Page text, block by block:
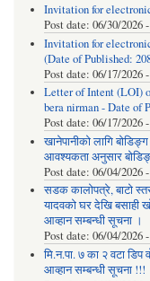
Invitation for
Post date: 06/30/2026
Invitation for
(Date of Published:
Post date: 06/17/2026
Letter of Intent (LOI)
bera nirman - Date of
Post date: 06/17/2026
खानेपानीको लागि
आवश्यकता अनुसार
Post date: 06/04/2026
सडक कालोपत्रे, बाटो
यादवको घर देखि बसाही
आव्हान सम्बन्धी सूचना ।
Post date: 06/04/2026
मि.न.पा. ७ का २ वटा डिप
आव्हान सम्बन्धी सूचना !!!